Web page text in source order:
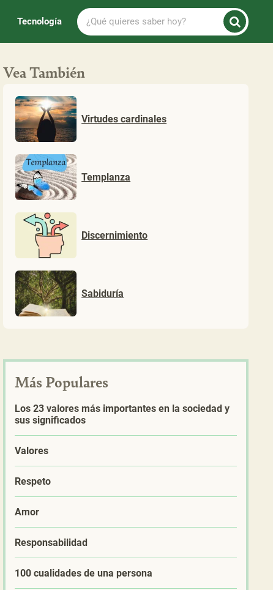
Tecnología
¿Qué
quieres
saber
Vea También
Virtudes cardinales
Templanza
Discernimiento
Sabiduría
Más Populares
Los 23 valores más importantes en la sociedad y
sus significados
Valores
Respeto
Amor
Responsabilidad
100 cualidades de una persona